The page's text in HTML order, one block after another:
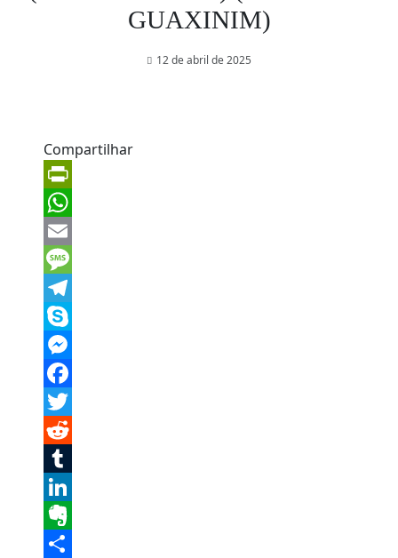
GUAXINIM)
12 de abril de 2025
Compartilhar
PrintFriendly
WhatsApp
Email
Message
Telegram
Skype
Messenger
Facebook
Twitter
Reddit
Tumblr
LinkedIn
Evernote